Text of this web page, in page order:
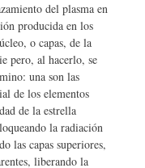
del plasma en
producida en los
o capas, de la
pero, al hacerlo, se
una son las
de los elementos
de la estrella
la radiación
las capas superiores,
liberando la